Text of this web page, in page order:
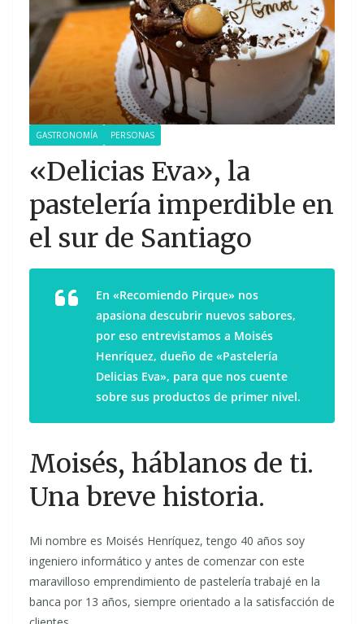
GASTRONOMÍA PERSONAS
«Delicias Eva», la
pastelería imperdible en
el sur de Santiago
En «Recomiendo Pirque» nos
apasiona descubrir nuevos sabores,
por eso entrevistamos a Moisés
Henríquez, dueño de «Pastelería
Delicias Eva», para que nos cuente
sobre sus productos de primer nivel.
Moisés, háblanos de ti.
Una breve historia.
Mi nombre es Moisés Henríquez, tengo 40 años soy
ingeniero informático y antes de comenzar con este
maravilloso emprendimiento de pastelería trabajé en la
banca por 13 años, siempre orientado a la satisfacción de